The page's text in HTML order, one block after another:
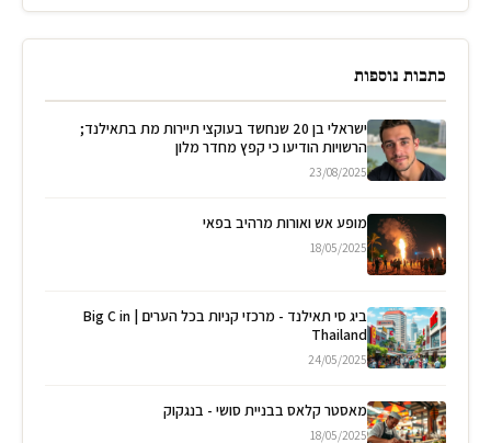
כתבות נוספות
ישראלי בן 20 שנחשד בעוקצי תיירות מת בתאילנד;
הרשויות הודיעו כי קפץ מחדר מלון
23/08/2025
מופע אש ואורות מרהיב בפאי
18/05/2025
ביג סי תאילנד - מרכזי קניות בכל הערים | Big C in
Thailand
24/05/2025
מאסטר קלאס בבניית סושי - בנגקוק
18/05/2025